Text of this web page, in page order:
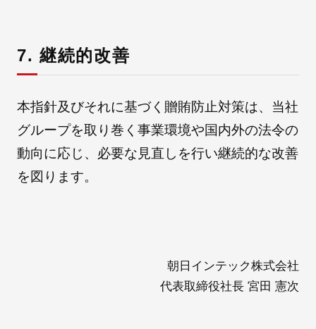
7. 継続的改善
本指針及びそれに基づく贈賄防止対策は、当社
グループを取り巻く事業環境や国内外の法令の
動向に応じ、必要な見直しを行い継続的な改善
を図ります。
朝日インテック株式会社
代表取締役社長 宮田 憲次